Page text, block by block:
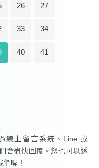
26 27
33 34
40 41
線上留言系統、Line 或
會盡快回覆。您也可以透
喔！